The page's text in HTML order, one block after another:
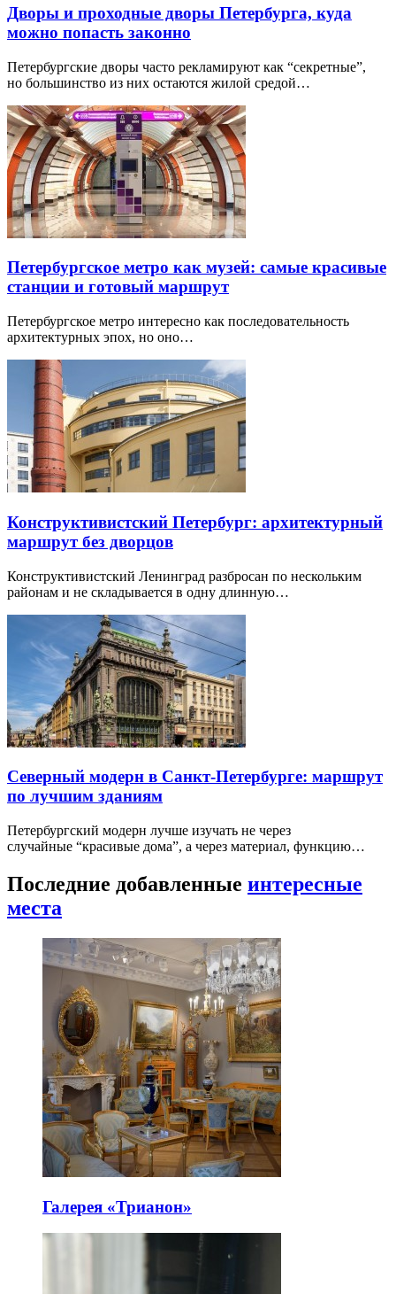
Дворы и проходные дворы Петербурга, куда
можно попасть законно
Петербургские дворы часто рекламируют как “секретные”,
но большинство из них остаются жилой средой…
Петербургское метро как музей: самые красивые
станции и готовый маршрут
Петербургское метро интересно как последовательность
архитектурных эпох, но оно…
Конструктивистский Петербург: архитектурный
маршрут без дворцов
Конструктивистский Ленинград разбросан по нескольким
районам и не складывается в одну длинную…
Северный модерн в Санкт-Петербурге: маршрут
по лучшим зданиям
Петербургский модерн лучше изучать не через
случайные “красивые дома”, а через материал, функцию…
Последние добавленные интересные
места
Галерея «Трианон»